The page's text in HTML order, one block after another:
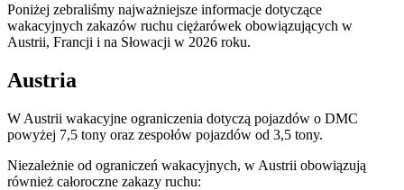
Poniżej zebraliśmy najważniejsze informacje dotyczące
wakacyjnych zakazów ruchu ciężarówek obowiązujących w
Austrii, Francji i na Słowacji w 2026 roku.
Austria
W Austrii wakacyjne ograniczenia dotyczą pojazdów o DMC
powyżej 7,5 tony oraz zespołów pojazdów od 3,5 tony.
Niezależnie od ograniczeń wakacyjnych, w Austrii obowiązują
również całoroczne zakazy ruchu: